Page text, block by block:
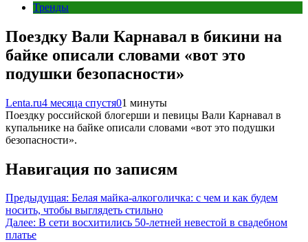
Тренды
Поездку Вали Карнавал в бикини на
байке описали словами «вот это
подушки безопасности»
Lenta.ru4 месяца спустя01 минуты
Поездку российской блогерши и певицы Вали Карнавал в
купальнике на байке описали словами «вот это подушки
безопасности».
Навигация по записям
Предыдущая: Белая майка-алкоголичка: с чем и как будем
носить, чтобы выглядеть стильно
Далее: В сети восхитились 50-летней невестой в свадебном
платье